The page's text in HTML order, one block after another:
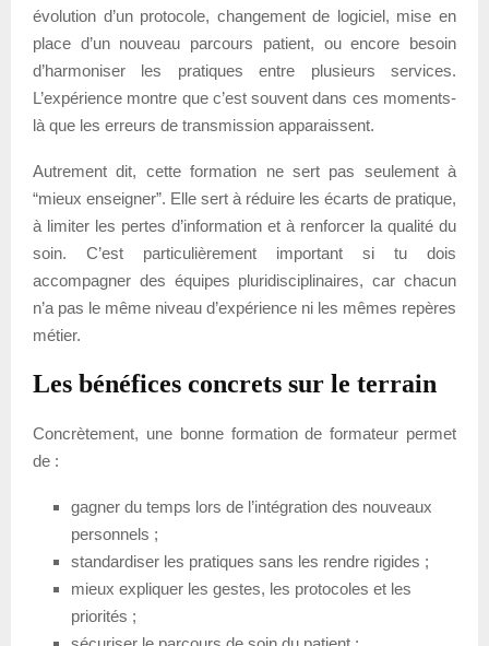
évolution d’un protocole, changement de logiciel, mise en
place d’un nouveau parcours patient, ou encore besoin
d’harmoniser les pratiques entre plusieurs services.
L’expérience montre que c’est souvent dans ces moments-
là que les erreurs de transmission apparaissent.
Autrement dit, cette formation ne sert pas seulement à
“mieux enseigner”. Elle sert à réduire les écarts de pratique,
à limiter les pertes d’information et à renforcer la qualité du
soin. C’est particulièrement important si tu dois
accompagner des équipes pluridisciplinaires, car chacun
n’a pas le même niveau d’expérience ni les mêmes repères
métier.
Les bénéfices concrets sur le terrain
Concrètement, une bonne formation de formateur permet
de :
gagner du temps lors de l’intégration des nouveaux
personnels ;
standardiser les pratiques sans les rendre rigides ;
mieux expliquer les gestes, les protocoles et les
priorités ;